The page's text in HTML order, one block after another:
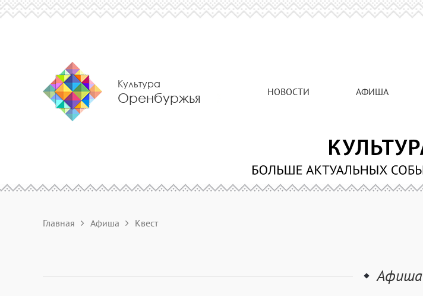
Культура
Оренбуржья НОВОСТИ АФИША
Главная Афиша Квест
Афиша